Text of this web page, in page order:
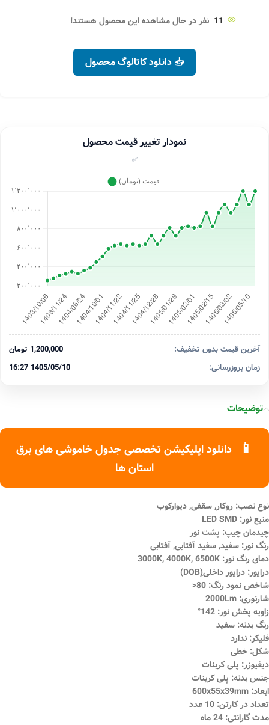
11 نفر در حال مشاهده این محصول هستند!
📥 دانلود کاتالوگ محصول
نمودار تغییر قیمت محصول
✅
آخرین قیمت بدون تخفیف:
1,200,000 تومان
زمان بروزرسانی:
1405/05/10 16:27
توضیحات
📱
دانلود اپلیکیشن تخصصی جدول خاموشی های برق
استان ها
نوع نصب: روکار, سقفی, دیوارکوب
منبع نور: LED SMD
چیدمان چیپ: پشت نور
رنگ نور: سفید, سفید آفتابی, آفتابی
دمای رنگ نور: 3000K, 4000K, 6500K
درایور: درایور داخلی(ِDOB)
شاخص نمود رنگ: 80<
شارنوری: 2000Lm
زاویه پخش نور: 142°
رنگ بدنه: سفید
فلیکر: ندارد
شکل: خطی
دیفیوزر: پلی کربنات
جنس بدنه: پلی کربنات
ابعاد: 600x55x39mm
تعداد در کارتن: 10 عدد
مدت گارانتی: 24 ماه